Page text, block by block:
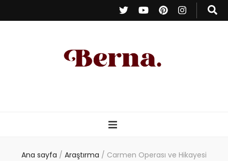
– Kişisel Blog
Ana sayfa / Araştırma / Carmen Operası ve Hikayesi